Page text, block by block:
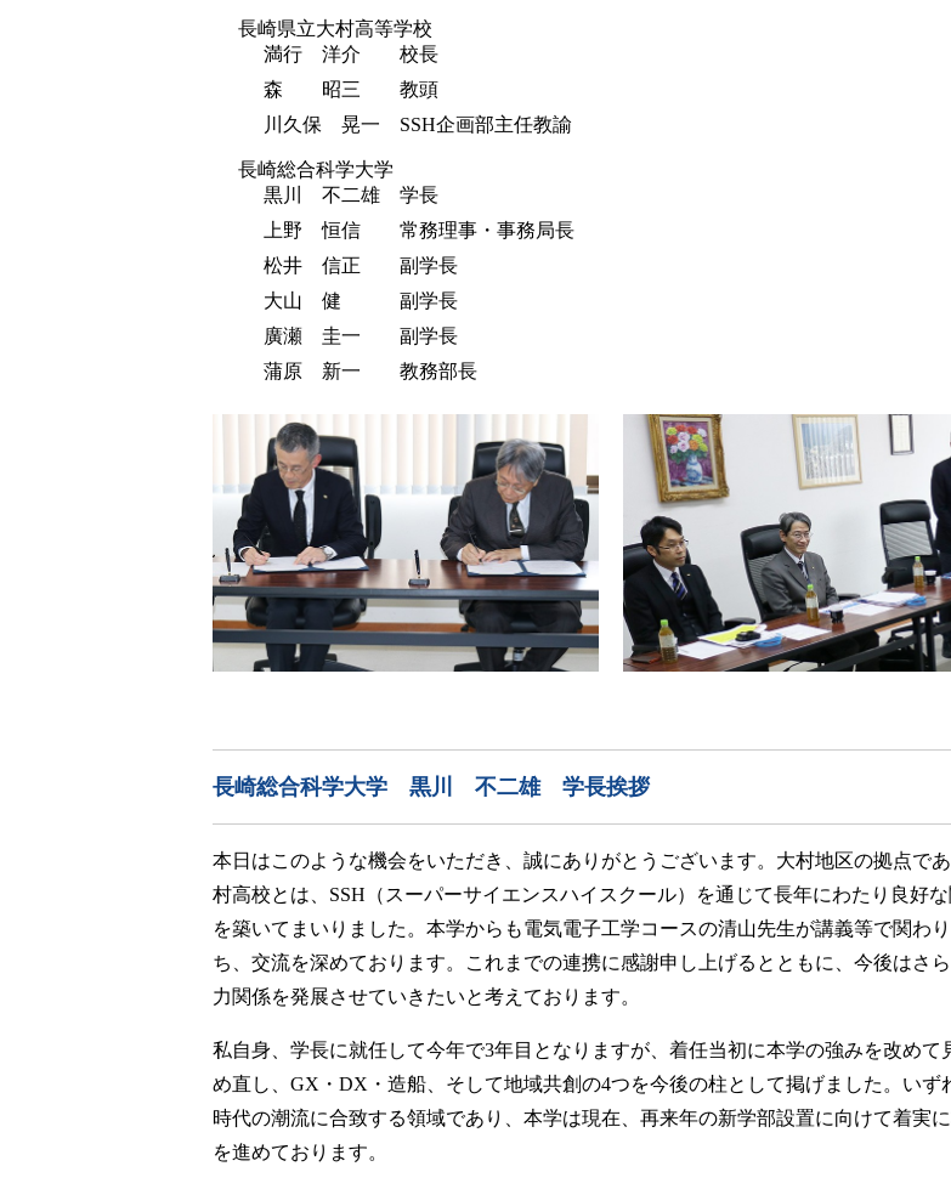
長崎県立大村高等学校
満行 洋介 校長
森 昭三 教頭
川久保 晃一 SSH企画部主任教諭
長崎総合科学大学
黒川 不二雄 学長
上野 恒信 常務理事・事務局長
松井 信正 副学長
大山 健 副学長
廣瀬 圭一 副学長
蒲原 新一 教務部長
長崎総合科学大学 黒川 不二雄 学長挨拶
本日はこのような機会をいただき、誠にありがとうございます。大村地区の拠点で
村高校とは、SSH（スーパーサイエンスハイスクール）を通じて長年にわたり良好
を築いてまいりました。本学からも電気電子工学コースの清山先生が講義等で関わ
ち、交流を深めております。これまでの連携に感謝申し上げるとともに、今後はさ
力関係を発展させていきたいと考えております。
私自身、学長に就任して今年で3年目となりますが、着任当初に本学の強みを改めて
め直し、GX・DX・造船、そして地域共創の4つを今後の柱として掲げました。いず
時代の潮流に合致する領域であり、本学は現在、再来年の新学部設置に向けて着実
を進めております。